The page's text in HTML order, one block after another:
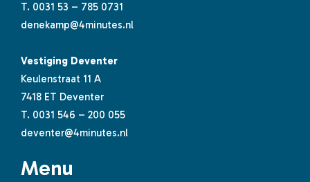
T. 0031 53 – 785 0731
denekamp@4minutes.nl
Vestiging Deventer
Keulenstraat 11 A
7418 ET Deventer
T. 0031 546 – 200 055
deventer@4minutes.nl
Menu